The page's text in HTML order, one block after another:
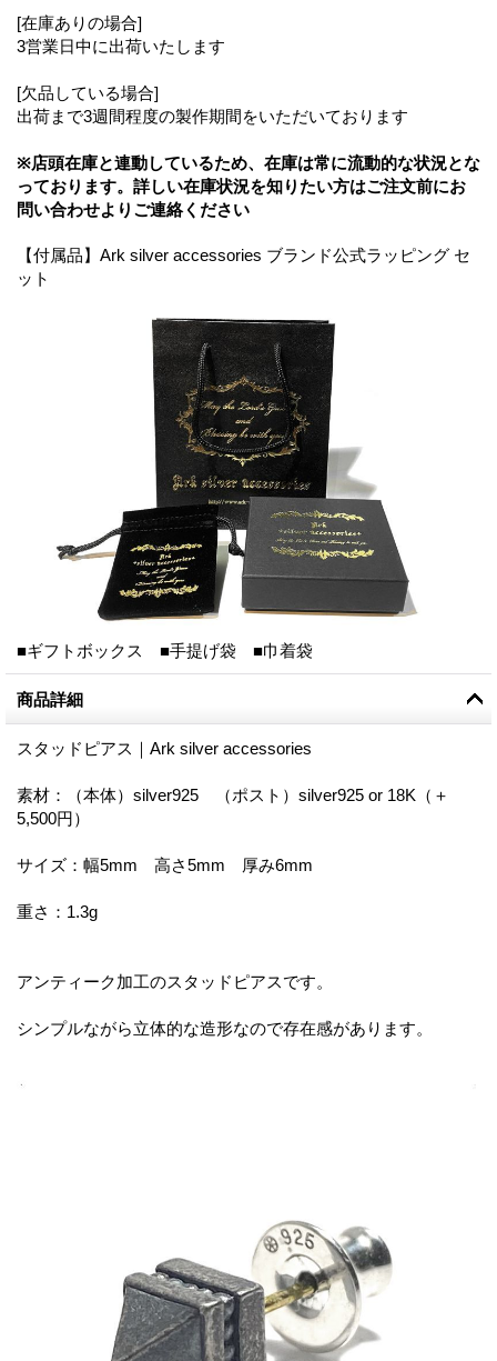
[在庫ありの場合]
3営業日中に出荷いたします
[欠品している場合]
出荷まで3週間程度の製作期間をいただいております
※店頭在庫と連動しているため、在庫は常に流動的な状況とな
っております。詳しい在庫状況を知りたい方はご注文前にお
問い合わせよりご連絡ください
【付属品】Ark silver accessories ブランド公式ラッピング セ
ット
■ギフトボックス ■手提げ袋 ■巾着袋
商品詳細
スタッドピアス｜Ark silver accessories
素材：（本体）silver925 （ポスト）silver925 or 18K（＋
5,500円）
サイズ：幅5mm 高さ5mm 厚み6mm
重さ：1.3g
アンティーク加工のスタッドピアスです。
シンプルながら立体的な造形なので存在感があります。